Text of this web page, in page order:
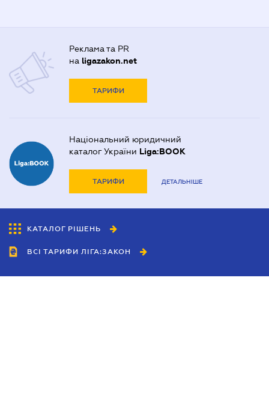
Реклама та PR
на ligazakon.net
ТАРИФИ
Національний юридичний
каталог України Liga:BOOK
ТАРИФИ ДЕТАЛЬНІШЕ
КАТАЛОГ РІШЕНЬ
ВСІ ТАРИФИ ЛІГА:ЗАКОН